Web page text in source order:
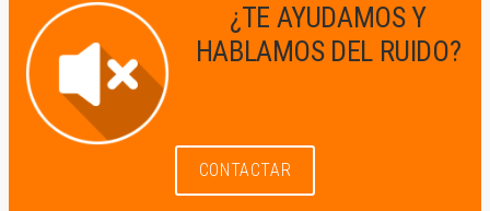
¿TE AYUDAMOS Y
HABLAMOS DEL RUIDO?
CONTACTAR